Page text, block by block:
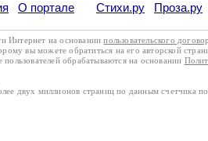
О портале Стихи.ру Проза.ру
Интернет на основаниипользовательского
вы можете обратиться на его авторской
пользователей обрабатываются на основании
двух миллионов страниц по данным счетчика